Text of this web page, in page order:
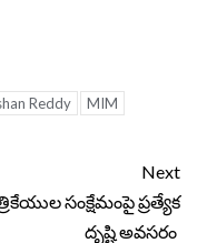
Reddy
MIM
Next
సంక్షేమంపై ప్రత్యేక
దృష్టి అవసరం